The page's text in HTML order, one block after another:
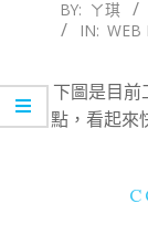
2014-
01-
BY: ㄚ琪
IN: WEB
下圖是目前
點，看起來